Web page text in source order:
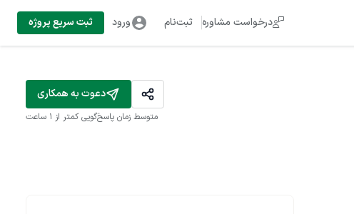
درخواست مشاوره ثبت‌نام ورود ثبت سریع پروژه
دعوت به همکاری
متوسط زمان پاسخ‌گویی کمتر از 1 ساعت